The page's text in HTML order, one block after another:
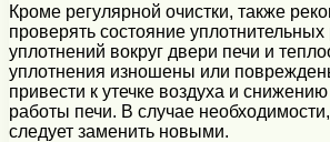
Кроме регулярной очистки, также
проверять состояние
уплотнений вокруг двери печи и
уплотнения изношены или
привести к утечке воздуха и
работы печи. В случае
следует заменить новыми.